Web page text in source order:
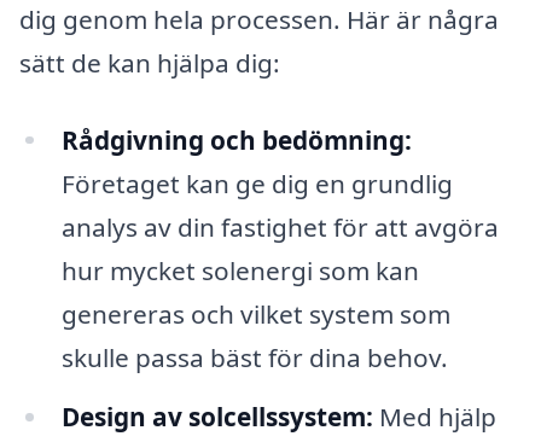
dig genom hela processen. Här är några
sätt de kan hjälpa dig:
Rådgivning och bedömning:
Företaget kan ge dig en grundlig
analys av din fastighet för att avgöra
hur mycket solenergi som kan
genereras och vilket system som
skulle passa bäst för dina behov.
Design av solcellssystem: Med hjälp